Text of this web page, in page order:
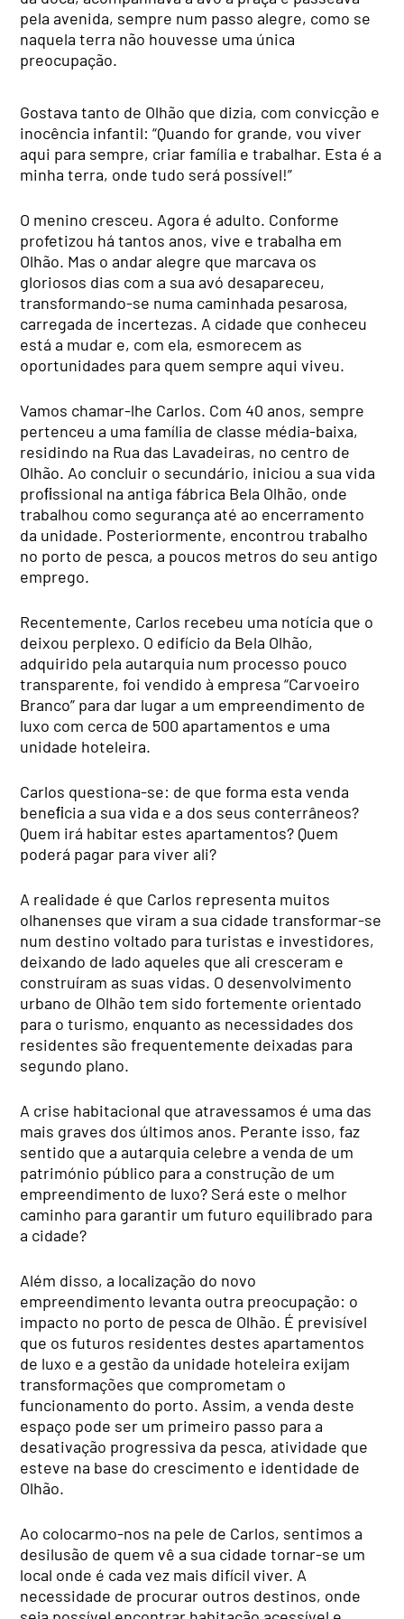
pela avenida, sempre num passo alegre, como se
naquela terra não houvesse uma única
preocupação.
Gostava tanto de Olhão que dizia, com convicção e
inocência infantil: “Quando for grande, vou viver
aqui para sempre, criar família e trabalhar. Esta é a
minha terra, onde tudo será possível!”
O menino cresceu. Agora é adulto. Conforme
profetizou há tantos anos, vive e trabalha em
Olhão. Mas o andar alegre que marcava os
gloriosos dias com a sua avó desapareceu,
transformando-se numa caminhada pesarosa,
carregada de incertezas. A cidade que conheceu
está a mudar e, com ela, esmorecem as
oportunidades para quem sempre aqui viveu.
Vamos chamar-lhe Carlos. Com 40 anos, sempre
pertenceu a uma família de classe média-baixa,
residindo na Rua das Lavadeiras, no centro de
Olhão. Ao concluir o secundário, iniciou a sua vida
proﬁssional na antiga fábrica Bela Olhão, onde
trabalhou como segurança até ao encerramento
da unidade. Posteriormente, encontrou trabalho
no porto de pesca, a poucos metros do seu antigo
emprego.
Recentemente, Carlos recebeu uma notícia que o
deixou perplexo. O edifício da Bela Olhão,
adquirido pela autarquia num processo pouco
transparente, foi vendido à empresa “Carvoeiro
Branco” para dar lugar a um empreendimento de
luxo com cerca de 500 apartamentos e uma
unidade hoteleira.
Carlos questiona-se: de que forma esta venda
beneﬁcia a sua vida e a dos seus conterrâneos?
Quem irá habitar estes apartamentos? Quem
poderá pagar para viver ali?
A realidade é que Carlos representa muitos
olhanenses que viram a sua cidade transformar-se
num destino voltado para turistas e investidores,
deixando de lado aqueles que ali cresceram e
construíram as suas vidas. O desenvolvimento
urbano de Olhão tem sido fortemente orientado
para o turismo, enquanto as necessidades dos
residentes são frequentemente deixadas para
segundo plano.
A crise habitacional que atravessamos é uma das
mais graves dos últimos anos. Perante isso, faz
sentido que a autarquia celebre a venda de um
património público para a construção de um
empreendimento de luxo? Será este o melhor
caminho para garantir um futuro equilibrado para
a cidade?
Além disso, a localização do novo
empreendimento levanta outra preocupação: o
impacto no porto de pesca de Olhão. É previsível
que os futuros residentes destes apartamentos
de luxo e a gestão da unidade hoteleira exijam
transformações que comprometam o
funcionamento do porto. Assim, a venda deste
espaço pode ser um primeiro passo para a
desativação progressiva da pesca, atividade que
esteve na base do crescimento e identidade de
Olhão.
Ao colocarmo-nos na pele de Carlos, sentimos a
desilusão de quem vê a sua cidade tornar-se um
local onde é cada vez mais difícil viver. A
necessidade de procurar outros destinos, onde